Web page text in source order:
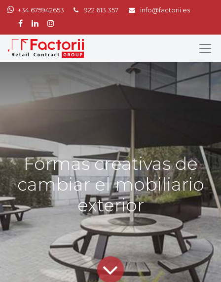
+34 675942653 922 613 357 info@factorii.es
Formas creativas de
cambiar el mobiliario
exterior